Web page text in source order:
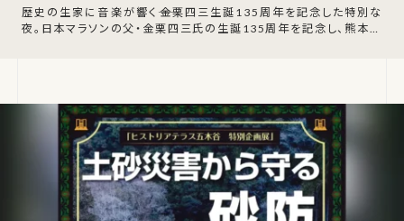
歴史の生家に音楽が響く――金栗四三生誕135周年を記念した特別な
夜。日本マラソンの父・金栗四三氏の生誕135周年を記念し、熊本県